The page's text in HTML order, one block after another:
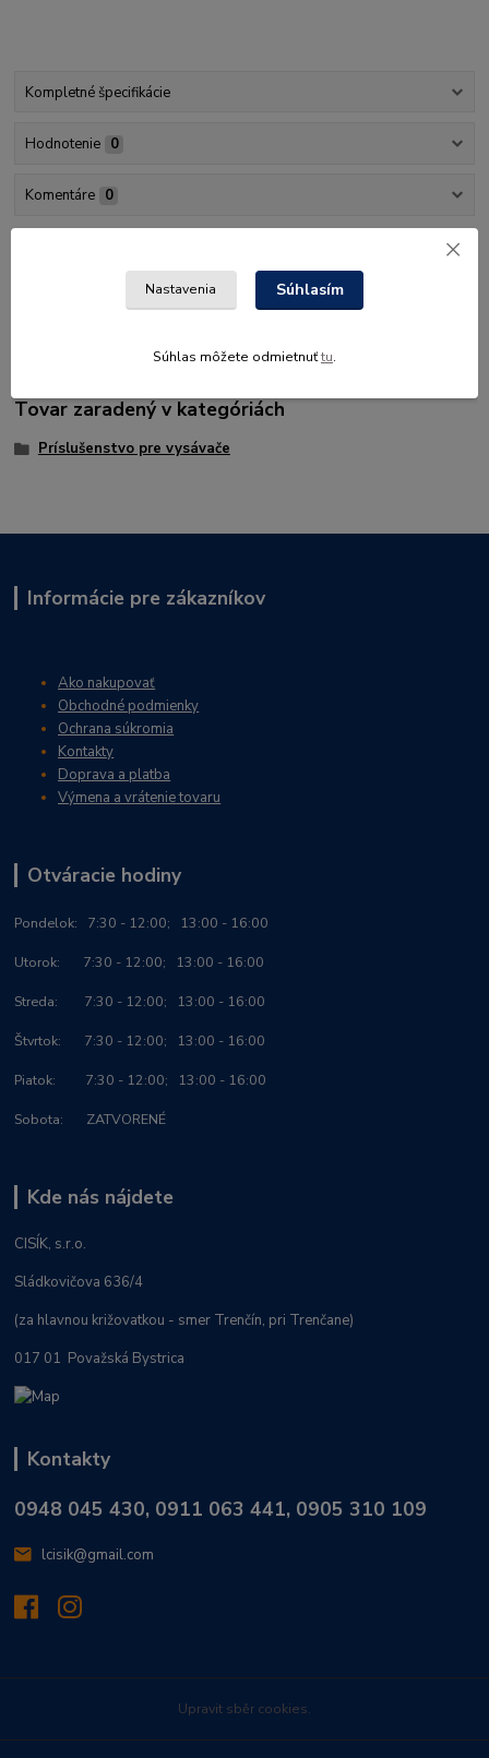
Kompletné špecifikácie
Hodnotenie 0
Komentáre 0
Na stavebné sutiny, štrk a pod., šírka 175 mm, prípojka ø 50 mmb.
Tovar zaradený v kategóriách
Príslušenstvo pre vysávače
Informácie pre zákazníkov
Ako nakupovať
Obchodné podmienky
Ochrana súkromia
Kontakty
Doprava a platba
Výmena a vrátenie tovaru
Otváracie hodiny
Pondelok: 7:30 - 12:00; 13:00 - 16:00
Utorok: 7:30 - 12:00; 13:00 - 16:00
Streda: 7:30 - 12:00; 13:00 - 16:00
Štvrtok: 7:30 - 12:00; 13:00 - 16:00
Piatok: 7:30 - 12:00; 13:00 - 16:00
Sobota: ZATVORENÉ
Kde nás nájdete
CISÍK, s.r.o.
Sládkovičova 636/4
(za hlavnou križovatkou - smer Trenčín, pri Trenčane)
017 01 Považská Bystrica
Kontakty
0948 045 430, 0911 063 441, 0905 310 109
lcisik@gmail.com
Upravit sběr cookies.
Nastavenia Súhlasím
Súhlas môžete odmietnuťtu.